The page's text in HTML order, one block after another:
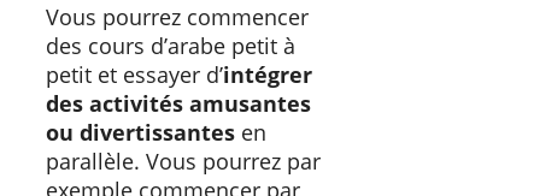
Vous pourrez commencer
des cours d’arabe petit à
petit et essayer d’intégrer
des activités amusantes
ou divertissantes en
parallèle. Vous pourrez par
exemple commencer par